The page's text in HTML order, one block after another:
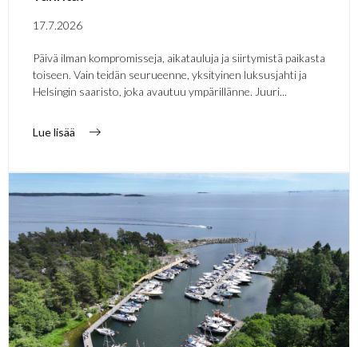
17.7.2026
Päivä ilman kompromisseja, aikatauluja ja siirtymistä paikasta
toiseen. Vain teidän seurueenne, yksityinen luksusjahti ja
Helsingin saaristo, joka avautuu ympärillänne. Juuri...
Lue lisää